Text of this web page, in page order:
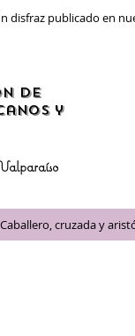
disfraz publicado en
de
y
Caballero, cruzada y